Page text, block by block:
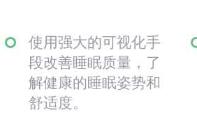
使用强大的可视化手
段改善睡眠质量，了
解健康的睡眠姿势和
舒适度。